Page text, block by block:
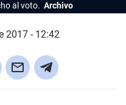
al voto. Archivo
2017 - 12:42